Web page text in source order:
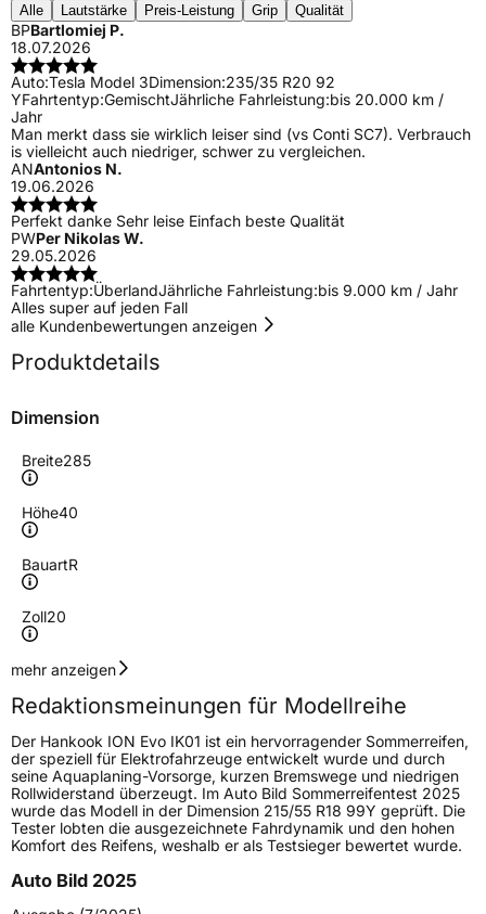
Alle Lautstärke Preis-Leistung Grip Qualität
BPBartlomiej P.
18.07.2026
Auto:Tesla Model 3Dimension:235/35 R20 92
YFahrtentyp:GemischtJährliche Fahrleistung:bis 20.000 km /
Jahr
Man merkt dass sie wirklich leiser sind (vs Conti SC7). Verbrauch
is vielleicht auch niedriger, schwer zu vergleichen.
ANAntonios N.
19.06.2026
Perfekt danke Sehr leise Einfach beste Qualität
PWPer Nikolas W.
29.05.2026
Fahrtentyp:ÜberlandJährliche Fahrleistung:bis 9.000 km / Jahr
Alles super auf jeden Fall
alle Kundenbewertungen anzeigen
Produktdetails
Dimension
Breite285
Höhe40
BauartR
Zoll20
Geschwindigkeitsindex
Höchstgeschwindigkeit
300 km/h
Lastindex108
Höchstlast1000 kg
Gewicht (in kg)14,187 kg
Generelle Merkmale
mehr anzeigen
Redaktionsmeinungen für Modellreihe
Der Hankook ION Evo IK01 ist ein hervorragender Sommerreifen,
der speziell für Elektrofahrzeuge entwickelt wurde und durch
seine Aquaplaning-Vorsorge, kurzen Bremswege und niedrigen
Rollwiderstand überzeugt. Im Auto Bild Sommerreifentest 2025
wurde das Modell in der Dimension 215/55 R18 99Y geprüft. Die
Tester lobten die ausgezeichnete Fahrdynamik und den hohen
Komfort des Reifens, weshalb er als Testsieger bewertet wurde.
Auto Bild 2025